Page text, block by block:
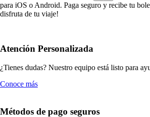
para iOS o Android. Paga seguro y recibe tu
disfruta de tu viaje!
Atención Personalizada
¿Tienes dudas? Nuestro equipo está listo para
Conoce más
Métodos de pago seguros